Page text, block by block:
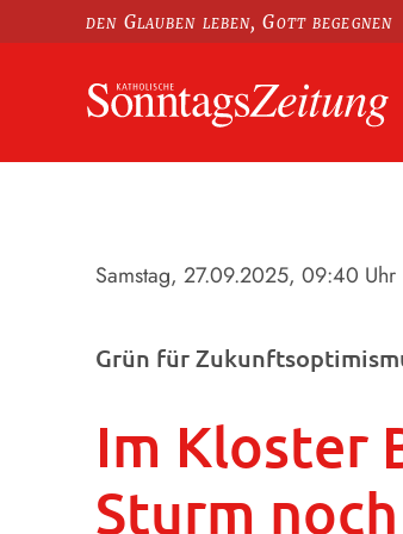
den Glauben leben, Gott begegnen
Samstag, 27.09.2025, 09:40 Uhr
Grün für
Im Kloster
Sturm